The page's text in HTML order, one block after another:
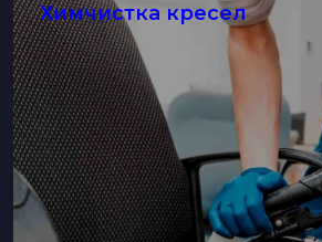
Химчистка кресел